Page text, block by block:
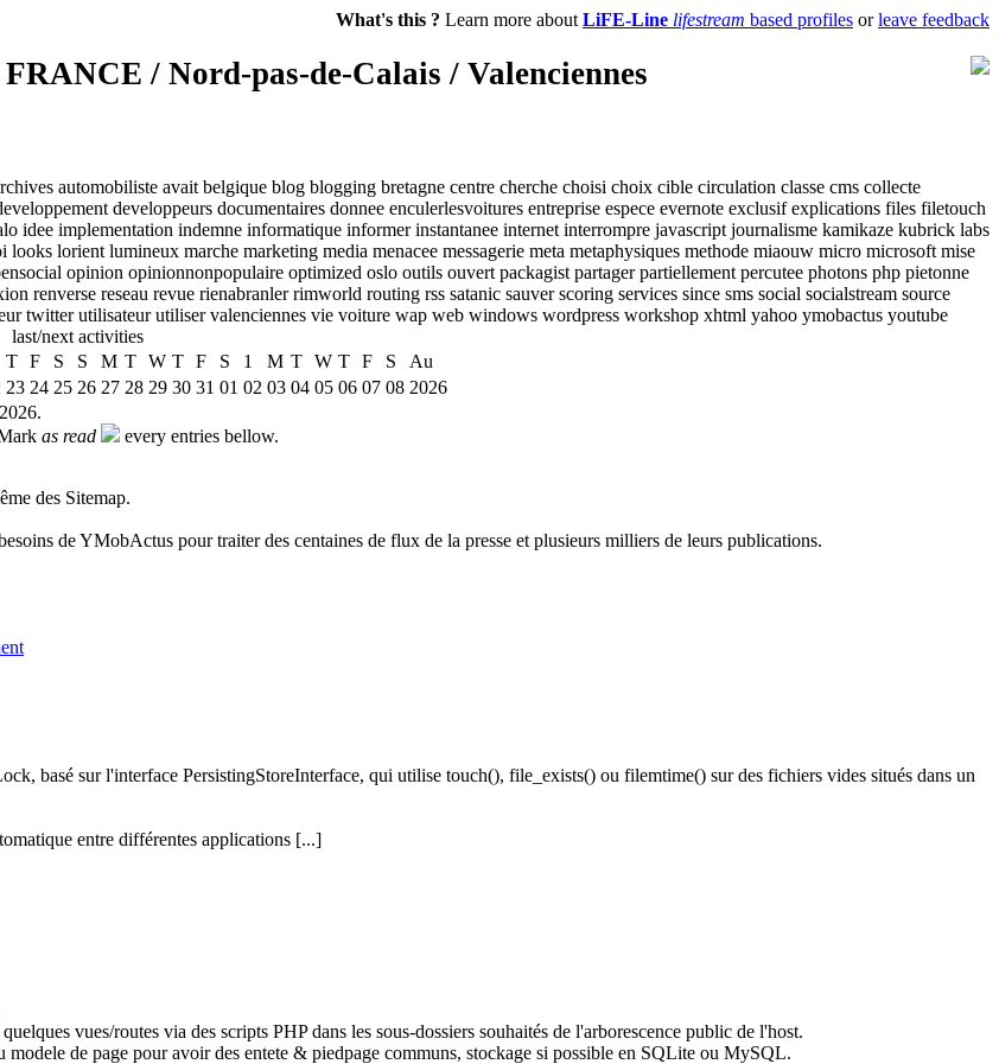
What's this ? Learn more about LiFE-Line lifestream based profiles orleave feedback
FRANCE / Nord-pas-de-Calais / Valenciennes
automobiliste avait belgique blog blogging bretagne centre cherche choisi choix cible circulation classe cms collecte
developpeurs documentaires donnee enculerlesvoitures entreprise espece evernote exclusif explications files filetouch
idee implementation indemne informatique informer instantanee internet interrompre javascript journalisme kamikaze kubrick labs
looks lorient lumineux marche marketing media menacee messagerie meta metaphysiques methode miaouw micro microsoft mise
opinion opinionnonpopulaire optimized oslo outils ouvert packagist partager partiellement percutee photons php pietonne
renverse reseau revue rienabranler rimworld routing rss satanic sauver scoring services since sms social socialstream source
twitter utilisateur utiliser valenciennes vie voiture wap web windows wordpress workshop xhtml yahoo ymobactus youtube
last/next activities
T F S S M T W T F S 1 M T W T F S
Au
23 24 25 26 27 28 29 30 31 01 02 03 04 05 06 07 08 2026
.
as read
every entries bellow.
des Sitemap.
de YMobActus pour traiter des centaines de flux de la presse et plusieurs milliers de leurs publications.
basé sur l'interface PersistingStoreInterface, qui utilise touch(), file_exists() ou filemtime() sur des fichiers vides situés dans un
entre différentes applications [...]
vues/routes via des scripts PHP dans les sous-dossiers souhaités de l'arborescence public de l'host.
de page pour avoir des entete & piedpage communs, stockage si possible en SQLite ou MySQL.